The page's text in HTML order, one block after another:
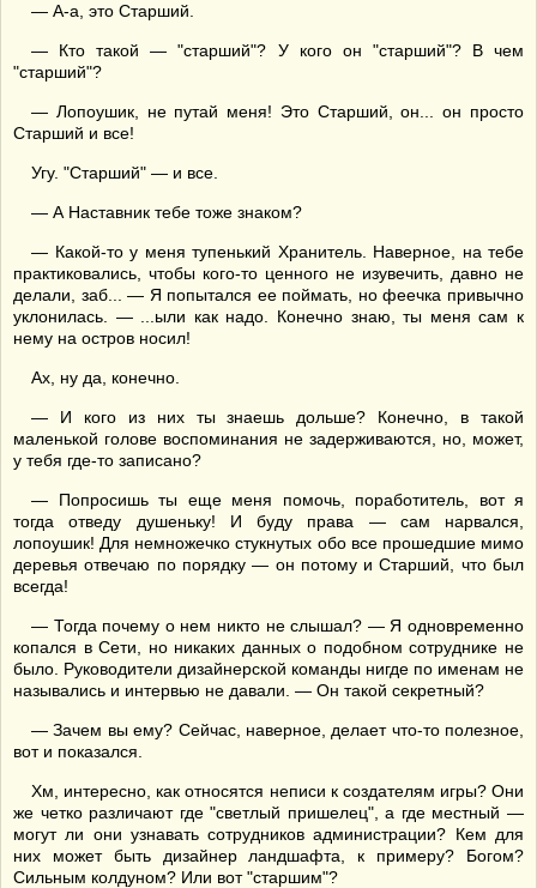
— А-а, это Старший.
— Кто такой — "старший"? У кого он "старший"? В чем
"старший"?
— Лопоушик, не путай меня! Это Старший, он... он просто
Старший и все!
Угу. "Старший" — и все.
— А Наставник тебе тоже знаком?
— Какой-то у меня тупенький Хранитель. Наверное, на тебе
практиковались, чтобы кого-то ценного не изувечить, давно не
делали, заб... — Я попытался ее поймать, но феечка привычно
уклонилась. — ...ыли как надо. Конечно знаю, ты меня сам к
нему на остров носил!
Ах, ну да, конечно.
— И кого из них ты знаешь дольше? Конечно, в такой
маленькой голове воспоминания не задерживаются, но, может,
у тебя где-то записано?
— Попросишь ты еще меня помочь, поработитель, вот я
тогда отведу душеньку! И буду права — сам нарвался,
лопоушик! Для немножечко стукнутых обо все прошедшие мимо
деревья отвечаю по порядку — он потому и Старший, что был
всегда!
— Тогда почему о нем никто не слышал? — Я одновременно
копался в Сети, но никаких данных о подобном сотруднике не
было. Руководители дизайнерской команды нигде по именам не
назывались и интервью не давали. — Он такой секретный?
— Зачем вы ему? Сейчас, наверное, делает что-то полезное,
вот и показался.
Хм, интересно, как относятся неписи к создателям игры? Они
же четко различают где "светлый пришелец", а где местный —
могут ли они узнавать сотрудников администрации? Кем для
них может быть дизайнер ландшафта, к примеру? Богом?
Сильным колдуном? Или вот "старшим"?